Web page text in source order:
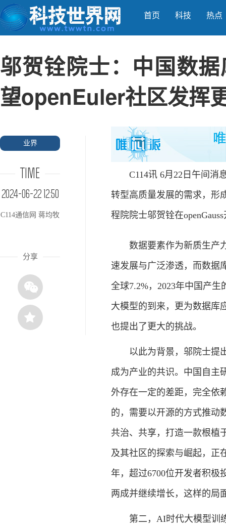
首页 科技 热点
邬贺铨院士：中国数
望openEuler社区发挥
业界
TIME
2024-06-22 12:50
C114通信网 蒋均牧
分享
C114讯 6月22日午间消息
转型高质量发展的需求，形
程院院士邬贺铨在
数据要素作为新质生产力
速发展与广泛渗透，而数据
全球7.2%，2023年中国产
大模型的到来，更为数据库
也提出了更大的挑战。
以此为背景，邬院士提出
成为产业的共识。中国自主
外存在一定的差距，完全依
的，需要以开源的方式推动
共治、共享，打造一款根植
及其社区的探索与崛起，正
年，超过6700位开发者积极
两成并继续增长，这样的局
第二，AI时代大模型训练